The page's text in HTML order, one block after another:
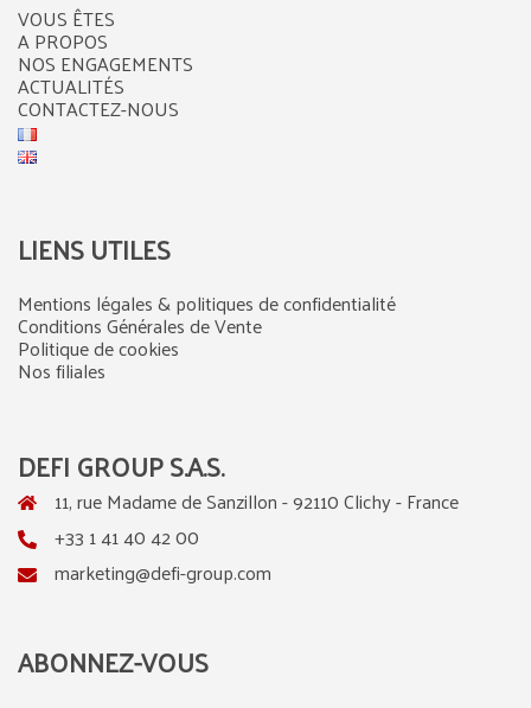
VOUS ÊTES
A PROPOS
NOS ENGAGEMENTS
ACTUALITÉS
CONTACTEZ-NOUS
LIENS UTILES
Mentions légales & politiques de confidentialité
Conditions Générales de Vente
Politique de cookies
Nos filiales
DEFI GROUP S.A.S.
11, rue Madame de Sanzillon - 92110 Clichy - France
+33 1 41 40 42 00
marketing@defi-group.com
ABONNEZ-VOUS